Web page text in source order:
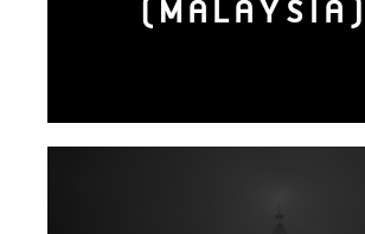
(MALAYSIA)